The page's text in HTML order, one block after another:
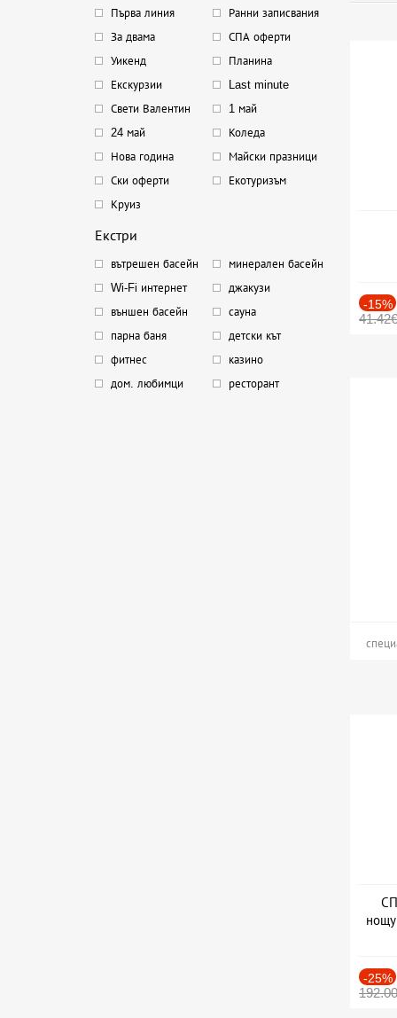
Първа линия
Ранни записвания
За двама
СПА оферти
Уикенд
Планина
Екскурзии
Last minute
Свети Валентин
1 май
24 май
Коледа
Нова година
Майски празници
Ски оферти
Екотуризъм
Круиз
Екстри
вътрешен басейн
минерален басейн
Wi-Fi интернет
джакузи
външен басейн
сауна
парна баня
детски кът
фитнес
казино
дом. любимци
ресторант
-15%
41.42€
-25%